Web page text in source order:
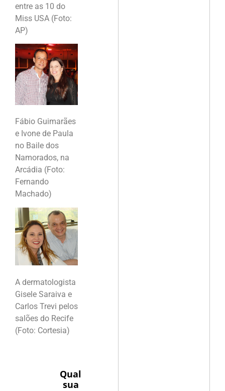
entre as 10 do
Miss USA (Foto:
AP)
Fábio Guimarães
e Ivone de Paula
no Baile dos
Namorados, na
Arcádia (Foto:
Fernando
Machado)
A dermatologista
Gisele Saraiva e
Carlos Trevi pelos
salões do Recife
(Foto: Cortesia)
Qual
sua